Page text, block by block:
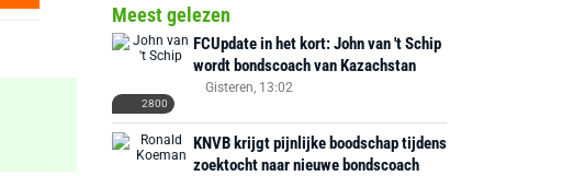
Meest gelezen
2800
FCUpdate in het kort: John van 't Schip
wordt bondscoach van Kazachstan
Gisteren, 13:02
KNVB krijgt pijnlijke boodschap tijdens
zoektocht naar nieuwe bondscoach